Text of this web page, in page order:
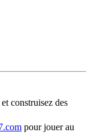
construisez des
pour jouer au